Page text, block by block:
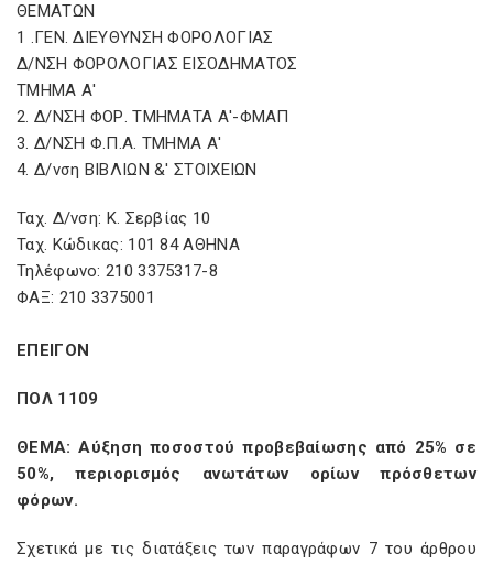
ΘΕΜΑΤΩΝ
1 .ΓΕΝ. ΔΙΕΥΘΥΝΣΗ ΦΟΡΟΛΟΓΙΑΣ
Δ/ΝΣΗ ΦΟΡΟΛΟΓΙΑΣ ΕΙΣΟΔΗΜΑΤΟΣ
ΤΜΗΜΑ Α'
2. Δ/ΝΣΗ ΦΟΡ. ΤΜΗΜΑΤΑ Α'-ΦΜΑΠ
3. Δ/ΝΣΗ Φ.Π.Α. ΤΜΗΜΑ Α'
4. Δ/νση ΒΙΒΛΙΩΝ &' ΣΤΟΙΧΕΙΩΝ
Ταχ. Δ/νση: Κ. Σερβίας 10
Ταχ. Κώδικας: 101 84 ΑΘΗΝΑ
Τηλέφωνο: 210 3375317-8
ΦΑΞ: 210 3375001
ΕΠΕΙΓΟΝ
ΠΟΛ 1109
ΘΕΜΑ: Αύξηση ποσοστού προβεβαίωσης από 25% σε
50%, περιορισμός ανωτάτων ορίων πρόσθετων
φόρων.
Σχετικά με τις διατάξεις των παραγράφων 7 του άρθρου